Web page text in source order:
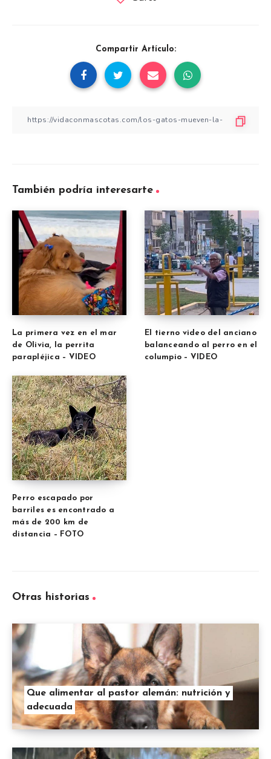
Compartir Artículo:
También podría interesarte
La primera vez en el mar
de Olivia, la perrita
parapléjica – VIDEO
El tierno video del anciano
balanceando al perro en el
columpio – VIDEO
Perro escapado por
barriles es encontrado a
más de 200 km de
distancia – FOTO
Otras historias
Que alimentar al pastor alemán: nutrición y
adecuada